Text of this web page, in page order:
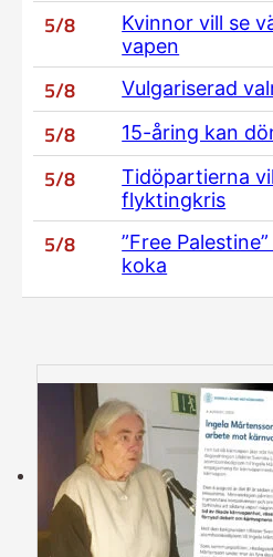
5/8
Kvinnor vill se
vapen
5/8 Vulgariserad
5/8 15-åring kan
5/8
Tidöpartierna
flyktingkris
5/8
”Free
koka